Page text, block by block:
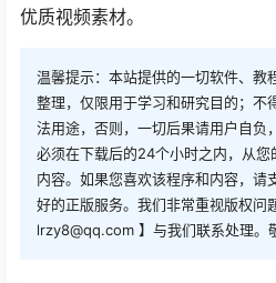
优质视频素材。
温馨提示：本站提供的一切软件、教
整理，仅限用于学习和研究目的；不
法用途，否则，一切后果请用户自负
必须在下载后的24个小时之内，从
内容。如果您喜欢该程序和内容，请
好的正版服务。我们非常重视版权问
lrzy8@qq.com 】与我们联系处理。